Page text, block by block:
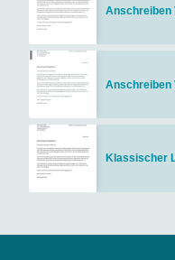
Anschreiben
Anschreiben
Klassischer